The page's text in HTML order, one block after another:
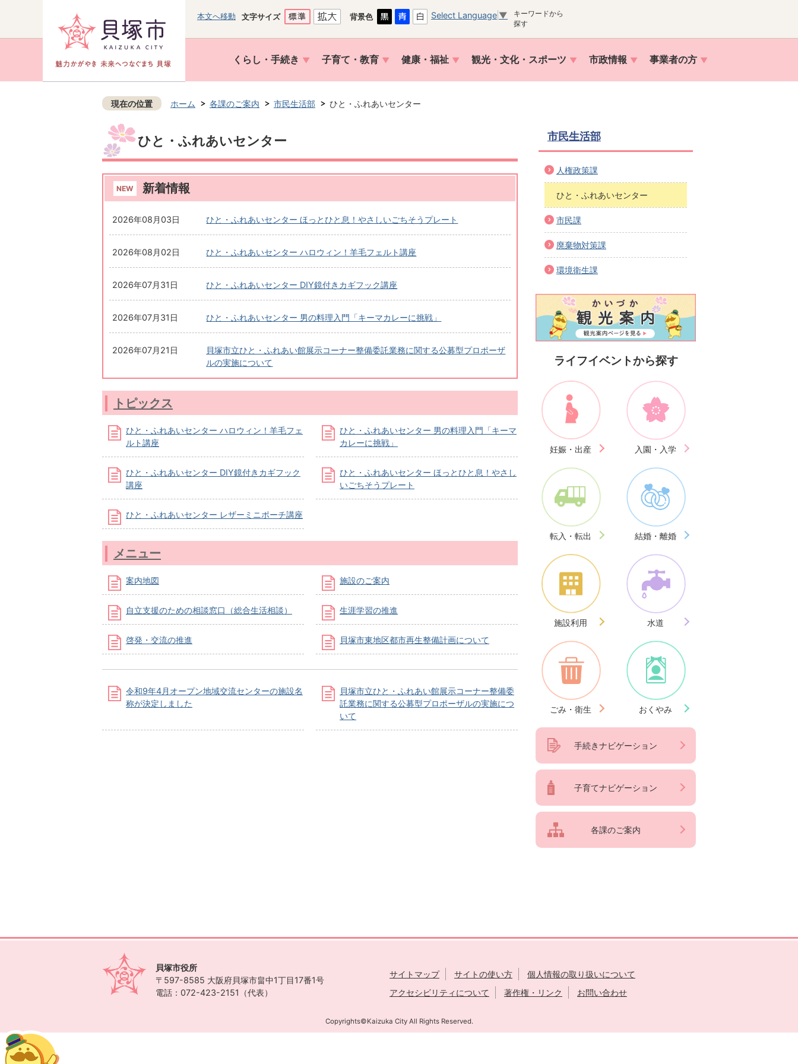
本文へ移動 文字サイズ 背景色 Select Language ▼
キーワードから
探す
くらし・手続き 子育て・教育 健康・福祉 観光・文化・スポーツ 市政情報 事業者の方
現在の位置 ホーム 各課のご案内 市民生活部 ひと・ふれあいセンター
ひと・ふれあいセンター
新着情報
2026年08月03日 ひと・ふれあいセンター ほっとひと息！やさしいごちそうプレート
2026年08月02日 ひと・ふれあいセンター ハロウィン！羊毛フェルト講座
2026年07月31日 ひと・ふれあいセンター DIY鏡付きカギフック講座
2026年07月31日 ひと・ふれあいセンター 男の料理入門「キーマカレーに挑戦」
2026年07月21日
貝塚市立ひと・ふれあい館展示コーナー整備委託業務に関する公募型プロポーザ
ルの実施について
トピックス
ひと・ふれあいセンター ハロウィン！羊毛フェ
ルト講座
ひと・ふれあいセンター 男の料理入門「キーマ
カレーに挑戦」
ひと・ふれあいセンター DIY鏡付きカギフック
講座
ひと・ふれあいセンター ほっとひと息！やさし
いごちそうプレート
ひと・ふれあいセンター レザーミニポーチ講座
メニュー
案内地図 施設のご案内
自立支援のための相談窓口（総合生活相談） 生涯学習の推進
啓発・交流の推進 貝塚市東地区都市再生整備計画について
令和9年4月オープン地域交流センターの施設名
称が決定しました
貝塚市立ひと・ふれあい館展示コーナー整備委
託業務に関する公募型プロポーザルの実施につ
いて
市民生活部
人権政策課
ひと・ふれあいセンター
市民課
廃棄物対策課
環境衛生課
ライフイベントから探す
妊娠・出産 入園・入学
転入・転出 結婚・離婚
施設利用 水道
ごみ・衛生 おくやみ
手続きナビゲーション
子育てナビゲーション
各課のご案内
貝塚市役所
〒597-8585 大阪府貝塚市畠中1丁目17番1号
電話：072-423-2151（代表）
サイトマップ サイトの使い方
個人情報の取り扱いについて
アクセシビリティについて
著作権・リンク お問い合わせ
Copyrights©Kaizuka City All Rights Reserved.